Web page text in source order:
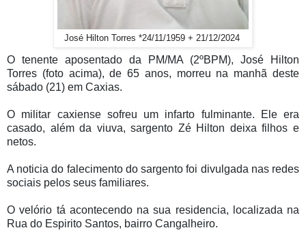
José Hilton Torres *24/11/1959 + 21/12/2024
O tenente aposentado da PM/MA (2ºBPM), José Hilton
Torres (foto acima), de 65 anos, morreu na manhã deste
sábado (21) em Caxias.
O militar caxiense sofreu um infarto fulminante. Ele era
casado, além da viuva, sargento Zé Hilton deixa filhos e
netos.
A noticia do falecimento do sargento foi divulgada nas redes
sociais pelos seus familiares.
O velório tá acontecendo na sua residencia, localizada na
Rua do Espirito Santos, bairro Cangalheiro.